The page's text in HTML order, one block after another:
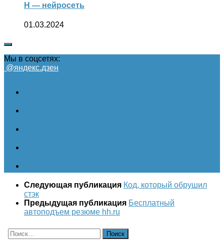
Н — нейросеть
01.03.2024
Мы в соцсетях:
@яндекс.дзен
Следующая публикация Код, который обрушил
стэк
Предыдущая публикация Бесплатный
автоподъем резюме hh.ru
Найти: